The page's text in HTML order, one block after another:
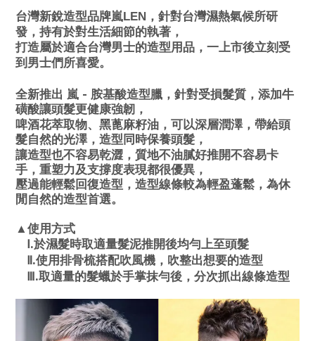
台灣新銳造型品牌嵐LEN，針對台灣濕熱氣候所研
發，持有於對生活細節的執著，
打造屬於適合台灣男士的造型用品，一上市後立刻受
到男士們所喜愛。
全新推出 嵐 - 胺基酸造型臘，針對受損髮質，添加牛
磺酸讓頭髮更健康強韌，
啤酒花萃取物、黑蓖麻籽油，可以深層潤澤，帶給頭
髮自然的光澤，造型同時保養頭髮，
讓造型也不容易乾澀，質地不油膩好推開不容易卡
手，重塑力及支撐度表現都很優異，
壓過能輕鬆回復造型，造型線條較為輕盈蓬鬆，為休
閒自然的造型首選。
▲使用方式
Ⅰ.於濕髮時取適量髮泥推開後均勻上至頭髮
Ⅱ.使用排骨梳搭配吹風機，吹整出想要的造型
Ⅲ.取適量的髮蠟於手掌抹勻後，分次抓出線條造型